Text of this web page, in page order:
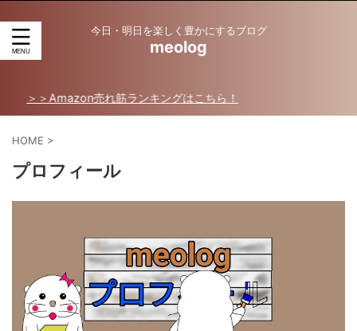
今日・明日を楽しく豊かにするブログ
meolog
売れ筋ランキングはこちら！
HOME >
プロフィール